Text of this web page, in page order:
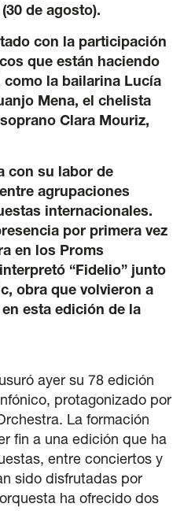
notice
Policy
de agosto).
con la participación
que están haciendo
la bailarina Lucía
Mena, el chelista
Clara Mouriz,
con su labor de
agrupaciones
internacionales.
por primera vez
en los Proms
“Fidelio” junto
obra que volvieron a
esta edición de la
ayer su 78 edición
protagonizado por
La formación
fin a una edición que ha
entre conciertos y
sido disfrutadas por
ha ofrecido dos